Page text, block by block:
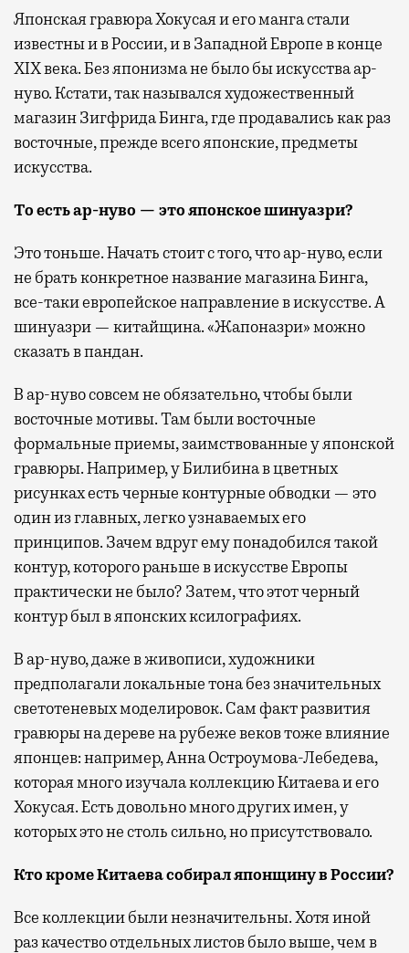
Японская гравюра Хокусая и его манга стали
известны и в России, и в Западной Европе в конце
XIX века. Без японизма не было бы искусства ар-
нуво. Кстати, так назывался художественный
магазин Зигфрида Бинга, где продавались как раз
восточные, прежде всего японские, предметы
искусства.
То есть ар-нуво — этояпонское шинуазри?
Это тоньше. Начать стоит с того, что ар-нуво, если
не брать конкретное название магазина Бинга,
все-таки европейское направление в искусстве. А
шинуазри — китайщина. «Жапоназри» можно
сказать в пандан.
В ар-нуво совсем не обязательно, чтобы были
восточные мотивы. Там были восточные
формальные приемы, заимствованные у японской
гравюры. Например, у Билибина в цветных
рисунках есть черные контурные обводки — это
один из главных, легко узнаваемых его
принципов. Зачем вдруг ему понадобился такой
контур, которого раньше в искусстве Европы
практически не было? Затем, что этот черный
контур был в японских ксилографиях.
В ар-нуво, даже в живописи, художники
предполагали локальные тона без значительных
светотеневых моделировок. Сам факт развития
гравюры на дереве на рубеже веков тоже влияние
японцев: например, Анна Остроумова-Лебедева,
которая много изучала коллекцию Китаева и его
Хокусая. Есть довольно много других имен, у
которых это не столь сильно, но присутствовало.
Кто кроме Китаева собирал японщину в России?
Все коллекции были незначительны. Хотя иной
раз качество отдельных листов было выше, чем в